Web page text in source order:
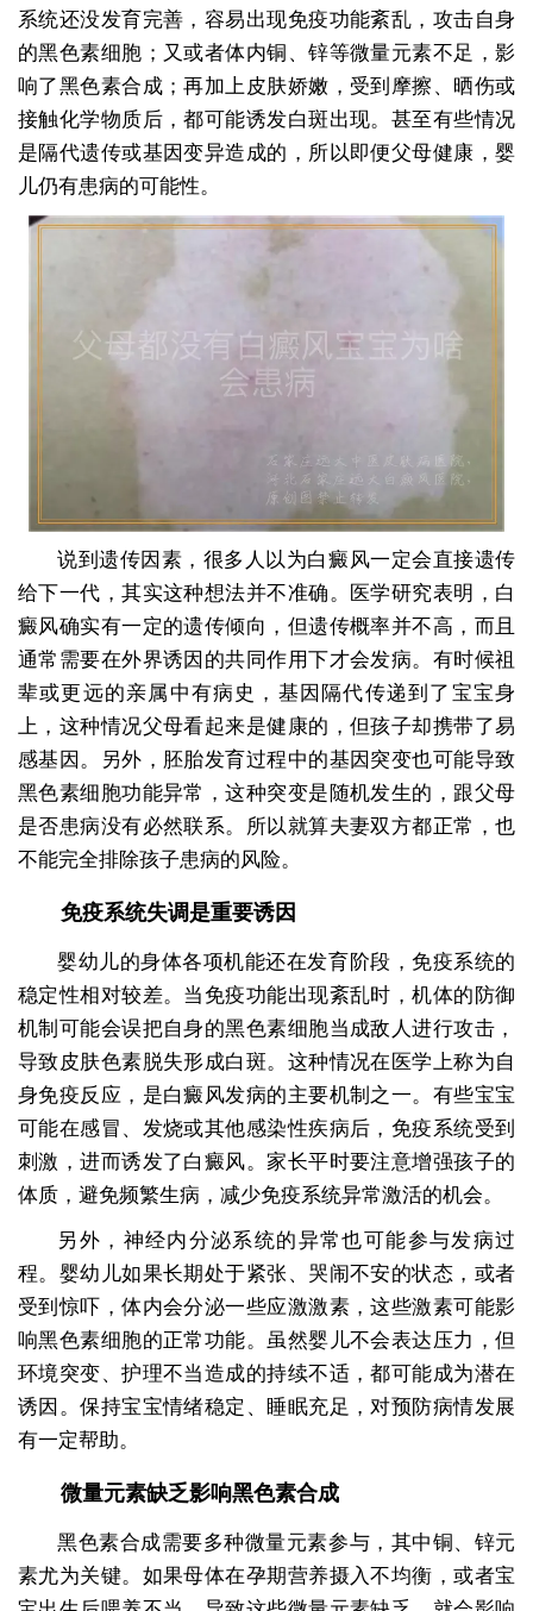
系统还没发育完善，容易出现免疫功能紊乱，攻击自身
的黑色素细胞；又或者体内铜、锌等微量元素不足，影
响了黑色素合成；再加上皮肤娇嫩，受到摩擦、晒伤或
接触化学物质后，都可能诱发白斑出现。甚至有些情况
是隔代遗传或基因变异造成的，所以即便父母健康，婴
儿仍有患病的可能性。
说到遗传因素，很多人以为白癜风一定会直接遗传
给下一代，其实这种想法并不准确。医学研究表明，白
癜风确实有一定的遗传倾向，但遗传概率并不高，而且
通常需要在外界诱因的共同作用下才会发病。有时候祖
辈或更远的亲属中有病史，基因隔代传递到了宝宝身
上，这种情况父母看起来是健康的，但孩子却携带了易
感基因。另外，胚胎发育过程中的基因突变也可能导致
黑色素细胞功能异常，这种突变是随机发生的，跟父母
是否患病没有必然联系。所以就算夫妻双方都正常，也
不能完全排除孩子患病的风险。
免疫系统失调是重要诱因
婴幼儿的身体各项机能还在发育阶段，免疫系统的
稳定性相对较差。当免疫功能出现紊乱时，机体的防御
机制可能会误把自身的黑色素细胞当成敌人进行攻击，
导致皮肤色素脱失形成白斑。这种情况在医学上称为自
身免疫反应，是白癜风发病的主要机制之一。有些宝宝
可能在感冒、发烧或其他感染性疾病后，免疫系统受到
刺激，进而诱发了白癜风。家长平时要注意增强孩子的
体质，避免频繁生病，减少免疫系统异常激活的机会。
另外，神经内分泌系统的异常也可能参与发病过
程。婴幼儿如果长期处于紧张、哭闹不安的状态，或者
受到惊吓，体内会分泌一些应激激素，这些激素可能影
响黑色素细胞的正常功能。虽然婴儿不会表达压力，但
环境突变、护理不当造成的持续不适，都可能成为潜在
诱因。保持宝宝情绪稳定、睡眠充足，对预防病情发展
有一定帮助。
微量元素缺乏影响黑色素合成
黑色素合成需要多种微量元素参与，其中铜、锌元
素尤为关键。如果母体在孕期营养摄入不均衡，或者宝